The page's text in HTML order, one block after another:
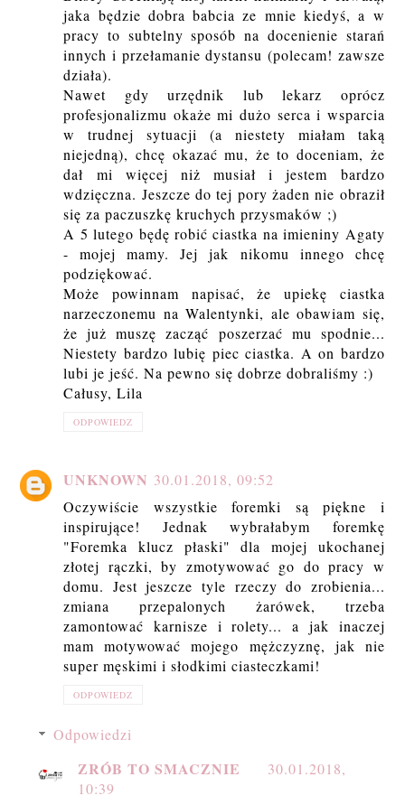
jaka będzie dobra babcia ze mnie kiedyś, a w
pracy to subtelny sposób na docenienie starań
innych i przełamanie dystansu (polecam! zawsze
działa).
Nawet gdy urzędnik lub lekarz oprócz
profesjonalizmu okaże mi dużo serca i wsparcia
w trudnej sytuacji (a niestety miałam taką
niejedną), chcę okazać mu, że to doceniam, że
dał mi więcej niż musiał i jestem bardzo
wdzięczna. Jeszcze do tej pory żaden nie obraził
się za paczuszkę kruchych przysmaków ;)
A 5 lutego będę robić ciastka na imieniny Agaty
- mojej mamy. Jej jak nikomu innego chcę
podziękować.
Może powinnam napisać, że upiekę ciastka
narzeczonemu na Walentynki, ale obawiam się,
że już muszę zacząć poszerzać mu spodnie...
Niestety bardzo lubię piec ciastka. A on bardzo
lubi je jeść. Na pewno się dobrze dobraliśmy :)
Całusy, Lila
ODPOWIEDZ
UNKNOWN 30.01.2018, 09:52
Oczywiście wszystkie foremki są piękne i
inspirujące! Jednak wybrałabym foremkę
"Foremka klucz płaski" dla mojej ukochanej
złotej rączki, by zmotywować go do pracy w
domu. Jest jeszcze tyle rzeczy do zrobienia...
zmiana przepalonych żarówek, trzeba
zamontować karnisze i rolety... a jak inaczej
mam motywować mojego mężczyznę, jak nie
super męskimi i słodkimi ciasteczkami!
ODPOWIEDZ
Odpowiedzi
ZRÓB TO SMACZNIE
30.01.2018,
10:39